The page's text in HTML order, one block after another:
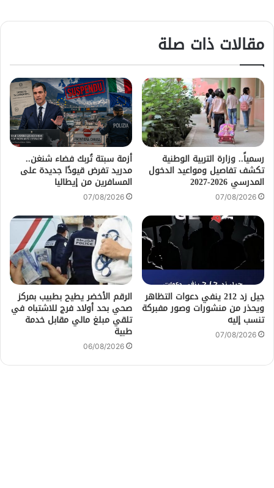
مقالات ذات صلة
رسمياً.. وزارة التربية الوطنية
تكشف تفاصيل ومواعيد الدخول
المدرسي 2026-2027
07/08/2026
أزمة سبتة تُربك فضاء شنغن..
مدريد تفرض قيودًا جديدة على
المسافرين من إيطاليا
07/08/2026
جيل زد 212 ينفي دعوات التظاهر
ويحذر من منشورات وصور مفبركة
تنسب إليه
07/08/2026
الرقم الأخضر يطيح بطبيب بمركز
صحي بحد أولاد فرج للاشتباه في
تلقي مبلغ مالي مقابل خدمة
طبية
06/08/2026